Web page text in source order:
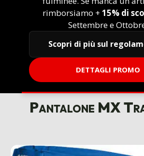
rimborsiamo + 15% di
Settembre e
Scopri di più sul
DETTAGLI PROMO
Pantalone MX